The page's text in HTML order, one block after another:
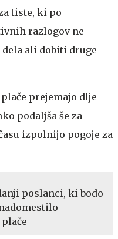
tiste, ki po
razlogov ne
ali dobiti druge
prejemajo dlje
podaljša še za
izpolnijo pogoje za
poslanci, ki bodo